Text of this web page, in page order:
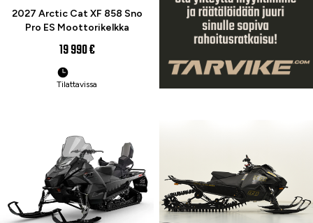
2027 Arctic Cat XF 858 Sno
Pro ES Moottorikelkka
19 990 €
Tilattavissa